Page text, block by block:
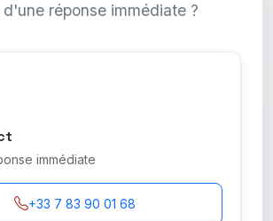
d'une réponse immédiate ?
immédiate
+33 7 83 90 01 68